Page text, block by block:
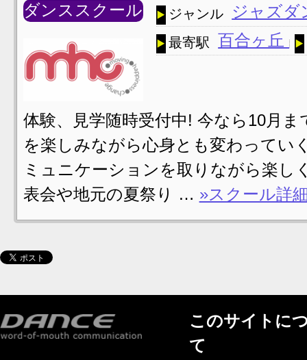
ダンススクール ジャンル ジャズ
最寄駅 百合ヶ丘
体験、見学随時受付中! 今なら10月
を楽しみながら心身とも変わってい
ミュニケーションを取りながら楽
表会や地元の夏祭り … »スクール詳
このサイトに
て